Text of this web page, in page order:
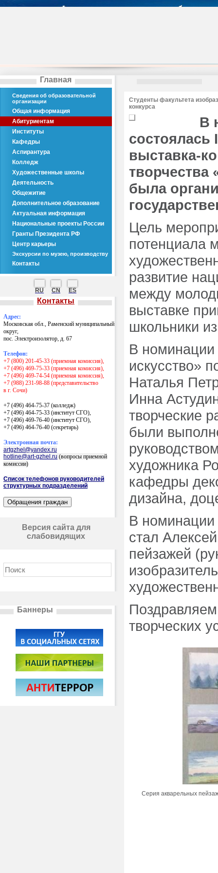
Главная
Сведения об образовательной
организации
Общая информация
Абитуриентам
Институты
Кафедры
Аспирантура
Колледж
Художественные школы
Деятельность
Общежитие
Дополнительное образование
Актуальная информация
Национальные проекты России
Гранты Президента РФ
Центр карьеры
Экскурсии по музею, производству
Контакты
RU CN ES
Контакты
Адрес:
Московская обл., Раменский муниципальный
округ,
пос. Электроизолятор, д. 67
Телефон:
+7 (800) 201-45-33 (приемная комиссия),
+7 (496) 469-75-33 (приемная комиссия),
+7 (496) 469-74-54 (приемная комиссия),
+7 (988) 231-98-88 (представительство
в г. Сочи)
+7 (496) 464-75-37 (колледж)
+7 (496) 464-75-33 (институт СГО),
+7 (496) 469-76-40 (институт СГО),
+7 (496) 464-76-40 (секретарь)
Электронная почта:
artgzhel@yandex.ru
hotline@art-gzhel.ru (вопросы приемной
комиссии)
Список телефонов руководителей
структурных подразделений
Версия сайта для
слабовидящих
Баннеры
Студенты факультета
конкурса
В
состоялась
выставка-
творчества
была
Цель
потенциала
развитие
между
выставке
школьники
В номинации
искусство»
Наталья
Инна
творческие
были
художника
кафедры
дизайна,
В номинации
стал
пейзажей
творческих
Серия акварельных